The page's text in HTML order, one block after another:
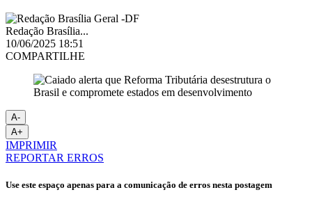
Redação Brasília...
10/06/2025 18:51
COMPARTILHE
A-
A+
IMPRIMIR
REPORTAR ERROS
Use este espaço apenas para a comunicação de erros nesta postagem